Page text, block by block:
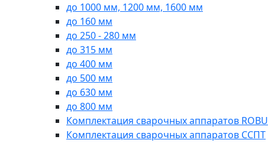
до 1000 мм, 1200 мм, 1600 мм
до 160 мм
до 250 - 280 мм
до 315 мм
до 400 мм
до 500 мм
до 630 мм
до 800 мм
Комплектация сварочных аппаратов ROBU
Комплектация сварочных аппаратов ССПТ